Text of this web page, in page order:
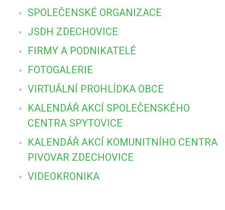
SPOLEČENSKÉ ORGANIZACE
JSDH ZDECHOVICE
FIRMY A PODNIKATELÉ
FOTOGALERIE
VIRTUÁLNÍ PROHLÍDKA OBCE
KALENDÁŘ AKCÍ SPOLEČENSKÉHO
CENTRA SPYTOVICE
KALENDÁŘ AKCÍ KOMUNITNÍHO CENTRA
PIVOVAR ZDECHOVICE
VIDEOKRONIKA